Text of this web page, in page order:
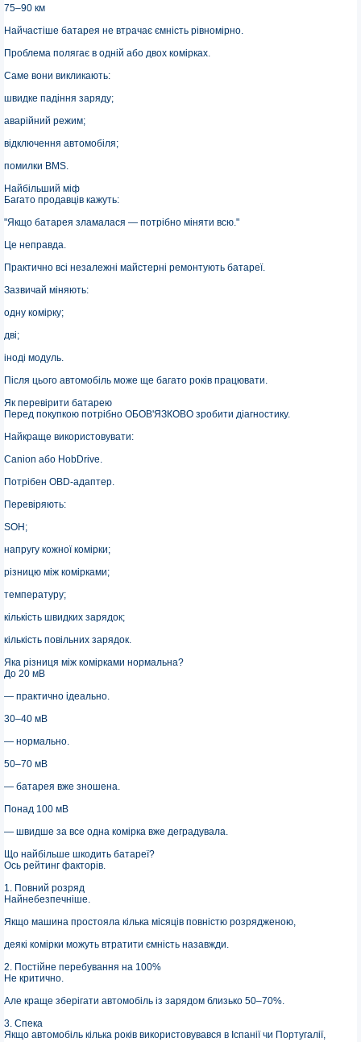
75–90 км
Найчастіше батарея не втрачає ємність рівномірно.
Проблема полягає в одній або двох комірках.
Саме вони викликають:
швидке падіння заряду;
аварійний режим;
відключення автомобіля;
помилки BMS.
Найбільший міф
Багато продавців кажуть:
"Якщо батарея зламалася — потрібно міняти всю."
Це неправда.
Практично всі незалежні майстерні ремонтують батареї.
Зазвичай міняють:
одну комірку;
дві;
іноді модуль.
Після цього автомобіль може ще багато років працювати.
Як перевірити батарею
Перед покупкою потрібно ОБОВ'ЯЗКОВО зробити діагностику.
Найкраще використовувати:
Canion або HobDrive.
Потрібен OBD-адаптер.
Перевіряють:
SOH;
напругу кожної комірки;
різницю між комірками;
температуру;
кількість швидких зарядок;
кількість повільних зарядок.
Яка різниця між комірками нормальна?
До 20 мВ
— практично ідеально.
30–40 мВ
— нормально.
50–70 мВ
— батарея вже зношена.
Понад 100 мВ
— швидше за все одна комірка вже деградувала.
Що найбільше шкодить батареї?
Ось рейтинг факторів.
1. Повний розряд
Найнебезпечніше.
Якщо машина простояла кілька місяців повністю розрядженою,
деякі комірки можуть втратити ємність назавжди.
2. Постійне перебування на 100%
Не критично.
Але краще зберігати автомобіль із зарядом близько 50–70%.
3. Спека
Якщо автомобіль кілька років використовувався в Іспанії чи Португалії,